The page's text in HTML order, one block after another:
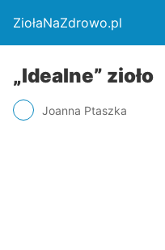
ZiołaNaZdrowo.pl
„Idealne” zioło
Joanna Ptaszka